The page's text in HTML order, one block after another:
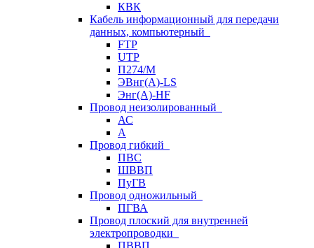
КВК
Кабель информационный для передачи
данных, компьютерный
FTP
UTP
П274/М
ЭВнг(А)-LS
Энг(А)-HF
Провод неизолированный
АС
А
Провод гибкий
ПВС
ШВВП
ПуГВ
Провод одножильный
ПГВА
Провод плоский для внутренней
электропроводки
ПВВП